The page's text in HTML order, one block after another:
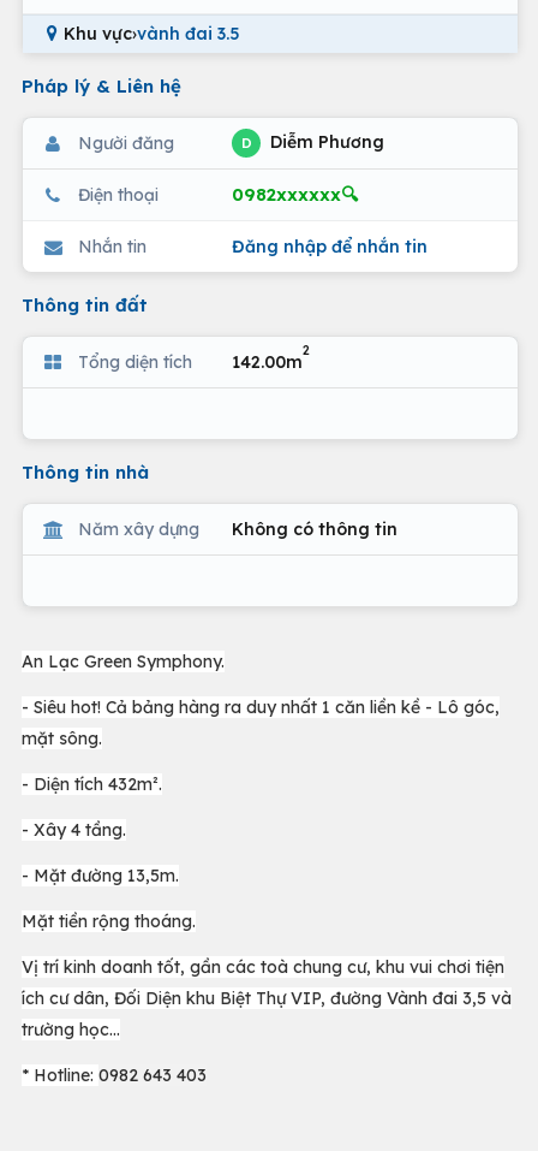
Khu vực›vành đai 3.5
Pháp lý & Liên hệ
Người đăng D Diễm Phương
Điện thoại 0982xxxxxx🔍
Nhắn tin Đăng nhập để nhắn tin
Thông tin đất
Tổng diện tích 142.00m
2
Thông tin nhà
Năm xây dựng Không có thông tin
An Lạc Green Symphony.
- Siêu hot! Cả bảng hàng ra duy nhất 1 căn liền kề - Lô góc,
mặt sông.
- Diện tích 432m².
- Xây 4 tầng.
- Mặt đường 13,5m.
Mặt tiền rộng thoáng.
Vị trí kinh doanh tốt, gần các toà chung cư, khu vui chơi tiện
ích cư dân, Đối Diện khu Biệt Thự VIP, đường Vành đai 3,5 và
trường học...
* Hotline: 0982 643 403